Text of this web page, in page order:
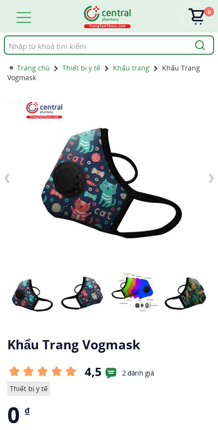
Tìm
kiếm
0
Trang chủ Thiết bị y tế Khẩu trang
Khẩu Trang
Vogmask
❮ ❯
Khẩu Trang Vogmask
4,5
2 đánh giá
Thiết bị y tế
0 ₫